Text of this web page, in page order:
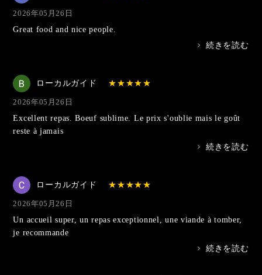
2026年05月26日
Great food and nice people.
>
続きを読む
ローカルガイド
2026年05月26日
Excellent repas. Boeuf sublime. Le prix s'oublie mais le goût
reste à jamais
>
続きを読む
ローカルガイド
2026年05月26日
Un accueil super, un repas exceptionnel, une viande à tomber,
je recommande
>
続きを読む